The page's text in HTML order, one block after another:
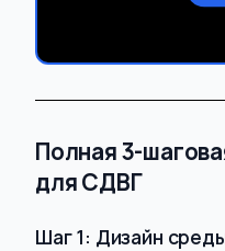
Полная 3-
для СДВГ
Шаг 1: Дизайн